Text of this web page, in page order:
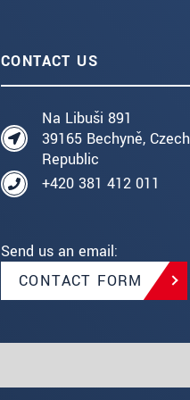
CONTACT US
Na Libuši 891
39165 Bechyně, Czech
Republic
+420 381 412 011
Send us an email:
CONTACT FORM